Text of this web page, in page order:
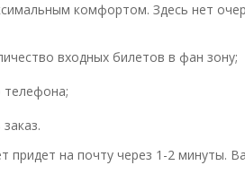
комфортом. Здесь нет
входных билетов в фан зону;
телефона;
на почту через 1-2 минуты.